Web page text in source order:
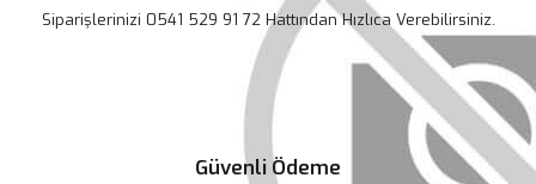
Sazlıca Üzüm Sirkesi 500 ml
U Green Clean Bitkisel Çamaşır Suyu 2750 ml
492,00 TL
Siparişlerinizi 0541 529 91 72 Hattından Hızlıca Verebilirsiniz.
Güvenli Ödeme